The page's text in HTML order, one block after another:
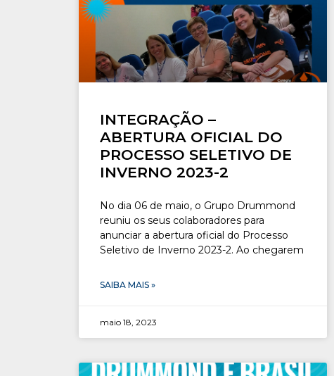
INTEGRAÇÃO –
ABERTURA OFICIAL DO
PROCESSO SELETIVO DE
INVERNO 2023-2
No dia 06 de maio, o Grupo Drummond
reuniu os seus colaboradores para
anunciar a abertura oficial do Processo
Seletivo de Inverno 2023-2. Ao chegarem
SAIBA MAIS »
maio 18, 2023